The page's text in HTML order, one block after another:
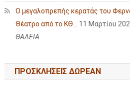
Ο μεγαλοπρεπής κερατάς του
Θέατρο από το ΚΘ...
11 Μαρτίου
ΘΑΛΕΙΑ
ΠΡΟΣΚΛΗΣΕΙΣ ΔΩΡΕΑΝ